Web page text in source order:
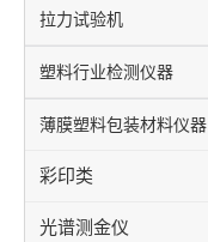
拉力试验机
塑料行业检测仪器
薄膜塑料包装材料仪器
彩印类
光谱测金仪